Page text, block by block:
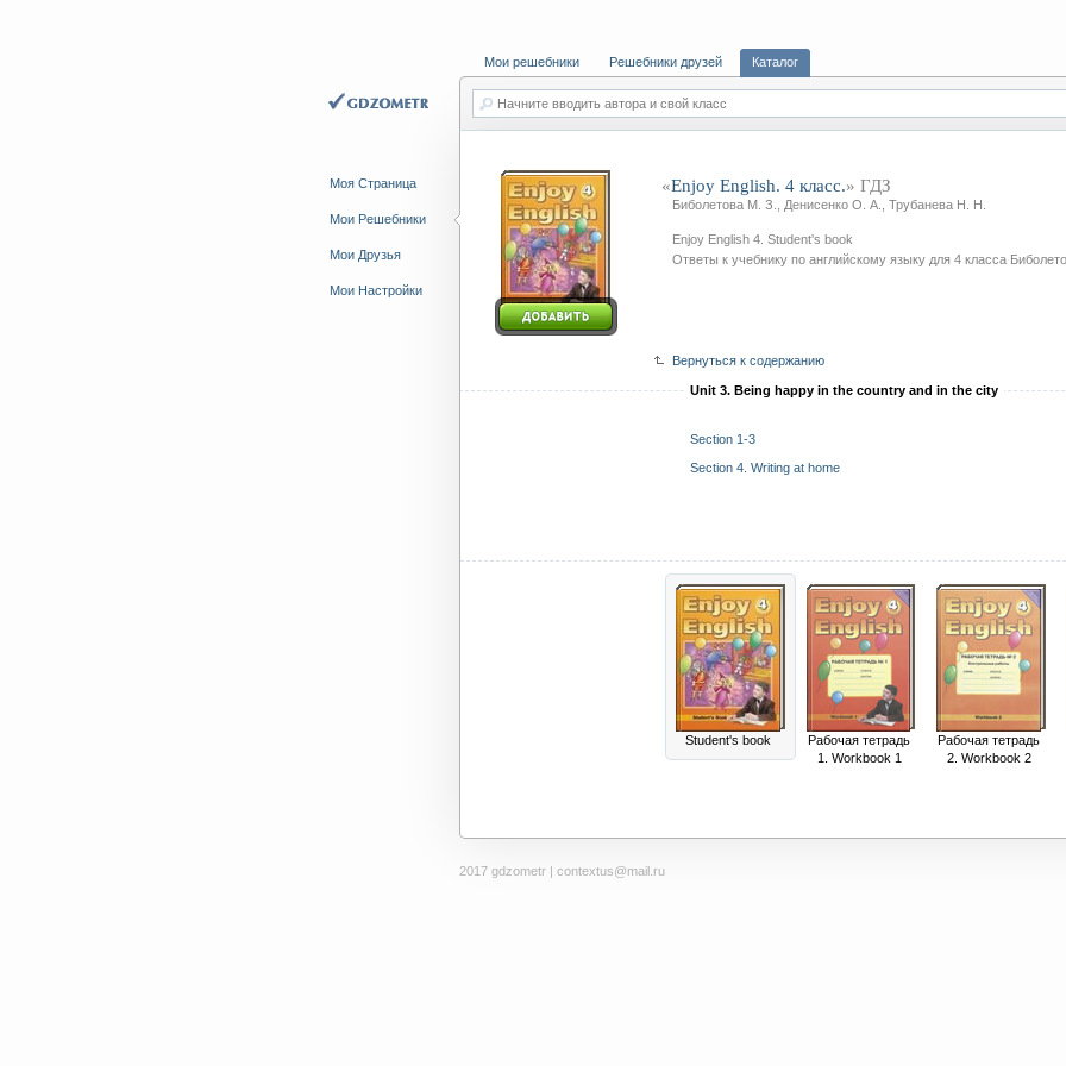
Моя Страница
Мои Решебники
Мои Друзья
Мои Настройки
Мои решебники Решебники друзей Каталог
Начните вводить автора и свой класс
«Enjoy English. 4 класс.» ГДЗ
Биболетова М. З., Денисенко О. А., Трубанева Н. Н.
Enjoy English 4. Student's book
Ответы к учебнику по английскому языку для 4 класса
Вернуться к содержанию
Unit 3. Being happy in the country and in the city
Section 1-3
Section 4. Writing at home
Student's book
Рабочая тетрадь
1. Workbook 1
Рабочая тетрадь
2. Workbook 2
2017 gdzometr | contextus@mail.ru